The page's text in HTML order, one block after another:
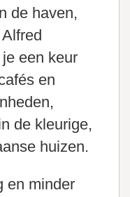
de haven,
een keur
en
de kleurige,
huizen.
en minder